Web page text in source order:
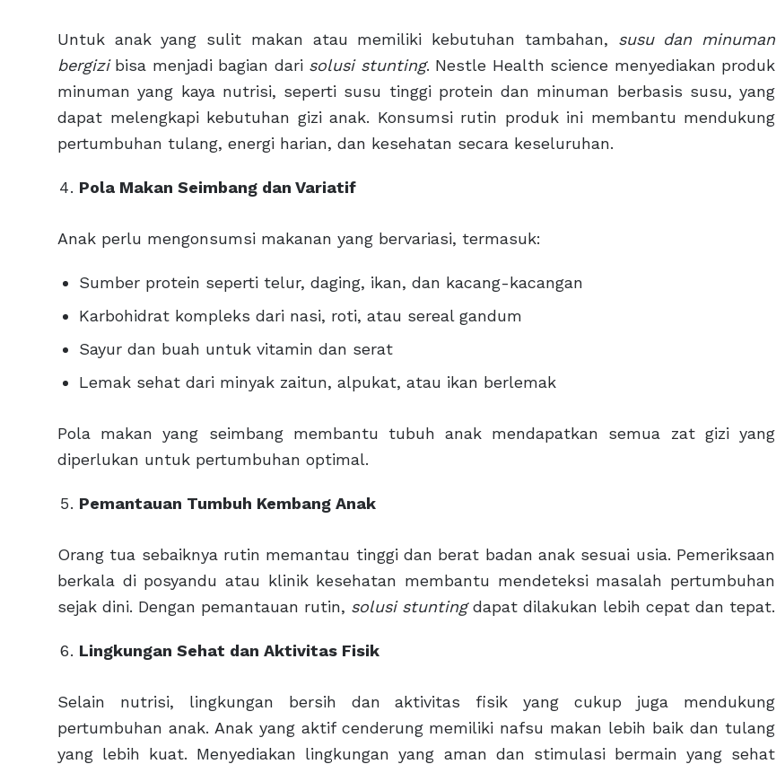
Untuk anak yang sulit makan atau memiliki kebutuhan tambahan, susu dan minuman
bergizibisa menjadi bagian dari solusi stunting. Nestle Health science menyediakan produk
minuman yang kaya nutrisi, seperti susu tinggi protein dan minuman berbasis susu, yang
dapat melengkapi kebutuhan gizi anak. Konsumsi rutin produk ini membantu mendukung
pertumbuhan tulang, energi harian, dan kesehatan secara keseluruhan.
Pola Makan Seimbang dan Variatif
Anak perlu mengonsumsi makanan yang bervariasi, termasuk:
Sumber protein seperti telur, daging, ikan, dan kacang-kacangan
Karbohidrat kompleks dari nasi, roti, atau sereal gandum
Sayur dan buah untuk vitamin dan serat
Lemak sehat dari minyak zaitun, alpukat, atau ikan berlemak
Pola makan yang seimbang membantu tubuh anak mendapatkan semua zat gizi yang
diperlukan untuk pertumbuhan optimal.
Pemantauan Tumbuh Kembang Anak
Orang tua sebaiknya rutin memantau tinggi dan berat badan anak sesuai usia. Pemeriksaan
berkala di posyandu atau klinik kesehatan membantu mendeteksi masalah pertumbuhan
sejak dini. Dengan pemantauan rutin, solusi stuntingdapat dilakukan lebih cepat dan tepat.
Lingkungan Sehat dan Aktivitas Fisik
Selain nutrisi, lingkungan bersih dan aktivitas fisik yang cukup juga mendukung
pertumbuhan anak. Anak yang aktif cenderung memiliki nafsu makan lebih baik dan tulang
yang lebih kuat. Menyediakan lingkungan yang aman dan stimulasi bermain yang sehat